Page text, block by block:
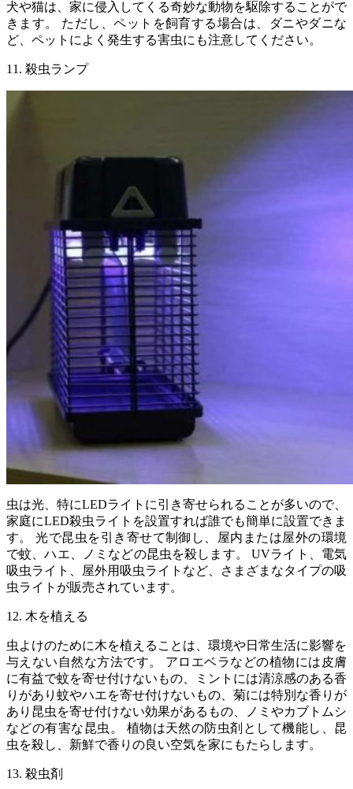
犬や猫は、家に侵入してくる奇妙な動物を駆除することがで
きます。 ただし、ペットを飼育する場合は、ダニやダニな
ど、ペットによく発生する害虫にも注意してください。
11. 殺虫ランプ
虫は光、特にLEDライトに引き寄せられることが多いので、
家庭にLED殺虫ライトを設置すれば誰でも簡単に設置できま
す。 光で昆虫を引き寄せて制御し、屋内または屋外の環境
で蚊、ハエ、ノミなどの昆虫を殺します。 UVライト、電気
吸虫ライト、屋外用吸虫ライトなど、さまざまなタイプの吸
虫ライトが販売されています。
12. 木を植える
虫よけのために木を植えることは、環境や日常生活に影響を
与えない自然な方法です。 アロエベラなどの植物には皮膚
に有益で蚊を寄せ付けないもの、ミントには清涼感のある香
りがあり蚊やハエを寄せ付けないもの、菊には特別な香りが
あり昆虫を寄せ付けない効果があるもの、ノミやカブトムシ
などの有害な昆虫。 植物は天然の防虫剤として機能し、昆
虫を殺し、新鮮で香りの良い空気を家にもたらします。
13. 殺虫剤